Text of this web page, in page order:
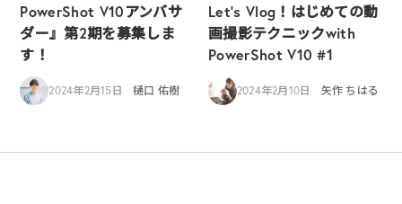
PowerShot V10アンバサ
ダー』第2期を募集しま
す！
2024年2月15日 樋口 佑樹
Let’s Vlog！はじめての動
画撮影テクニックwith
PowerShot V10 #1
2024年2月10日 矢作 ちはる